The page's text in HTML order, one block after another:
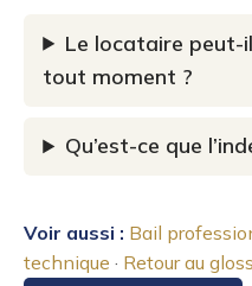
Le locataire peut-
tout moment ?
Qu’est-ce que
Voir aussi : Bail
technique · Retour au